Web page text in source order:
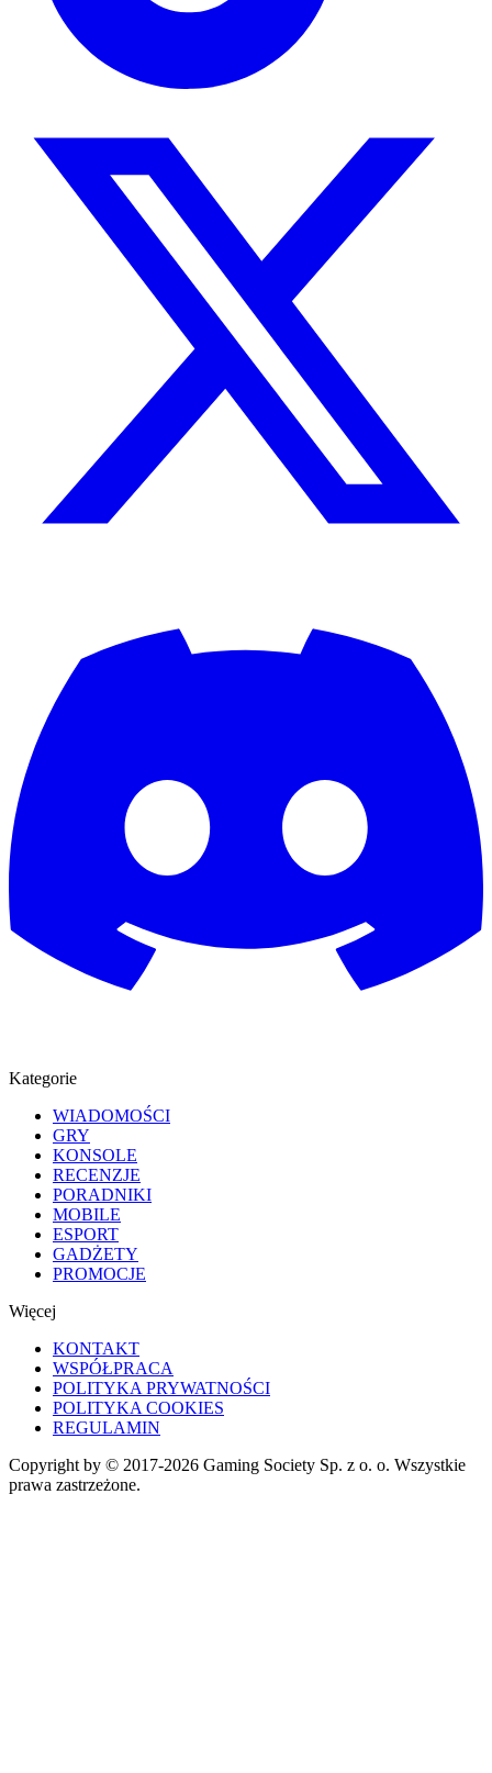
Kategorie
WIADOMOŚCI
GRY
KONSOLE
RECENZJE
PORADNIKI
MOBILE
ESPORT
GADŻETY
PROMOCJE
Więcej
KONTAKT
WSPÓŁPRACA
POLITYKA PRYWATNOŚCI
POLITYKA COOKIES
REGULAMIN
Copyright by © 2017-2026 Gaming Society Sp. z o. o. Wszystkie
prawa zastrzeżone.